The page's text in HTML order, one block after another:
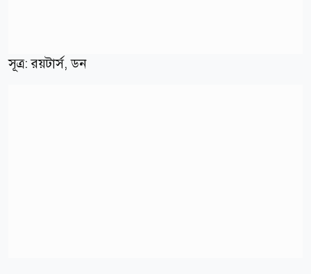
সূত্র: রয়টার্স, ডন